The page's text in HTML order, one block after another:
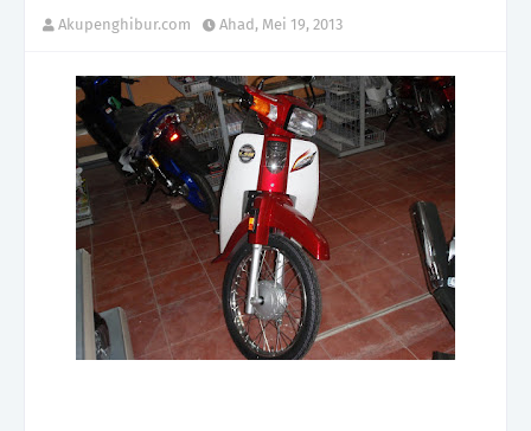
Akupenghibur.com Ahad, Mei 19, 2013